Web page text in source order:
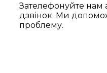
Зателефонуйте нам
дзвінок. Ми
проблему.